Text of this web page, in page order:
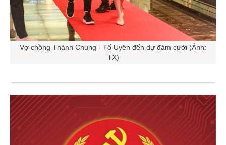
Vợ chồng Thành Chung - Tố Uyên đến dự đám cưới (Ảnh:
TX)